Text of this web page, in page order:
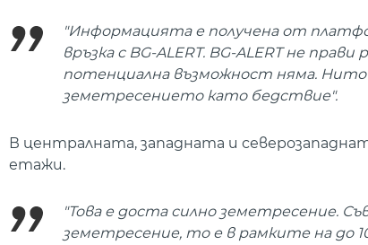
"Информацията е получена от
връзка с BG-ALERT. BG-ALERT не
потенциална възможност няма. Нито
земетресението като бедствие".
В централната, западната и
етажи.
"Това е доста силно земетресение.
земетресение, то е в рамките на до